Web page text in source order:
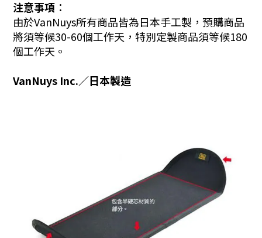
注意事項︰
由於VanNuys所有商品皆為日本手工製，預購商品
將須等候30-60個工作天，特別定製商品須等候180
個工作天。
VanNuys Inc.／日本製造